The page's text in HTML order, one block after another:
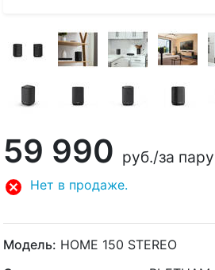
59 990 руб./за пару
Нет в продаже.
Модель: HOME 150 STEREO